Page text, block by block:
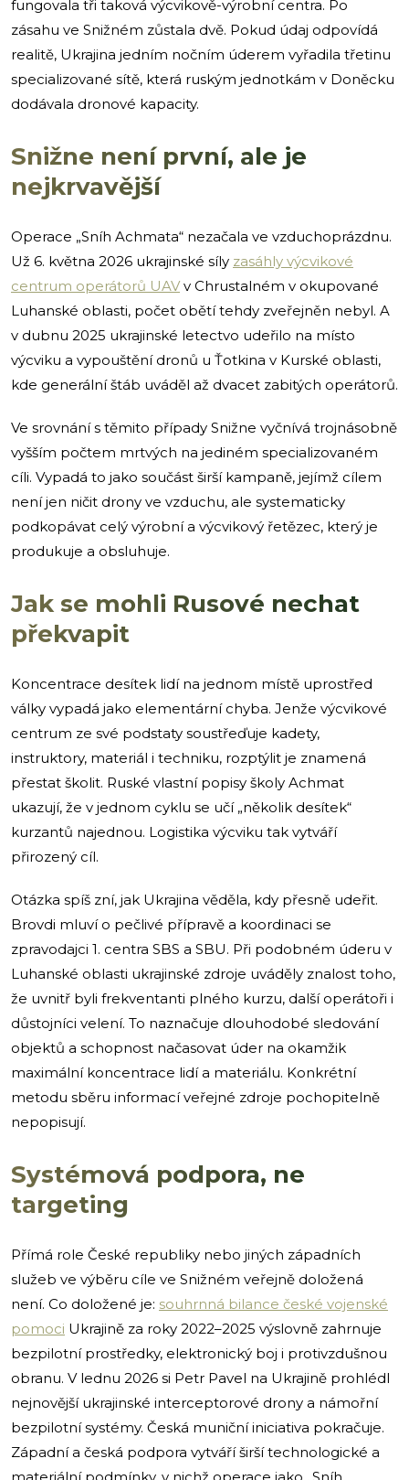
fungovala tři taková výcvikově-výrobní centra. Po
zásahu ve Snižném zůstala dvě. Pokud údaj odpovídá
realitě, Ukrajina jedním nočním úderem vyřadila třetinu
specializované sítě, která ruským jednotkám v Doněcku
dodávala dronové kapacity.
Snižne není první, ale je
nejkrvavější
Operace „Sníh Achmata“ nezačala ve vzduchoprázdnu.
Už 6. května 2026 ukrajinské síly zasáhly výcvikové
centrum operátorů UAVv Chrustalném v okupované
Luhanské oblasti, počet obětí tehdy zveřejněn nebyl. A
v dubnu 2025 ukrajinské letectvo udeřilo na místo
výcviku a vypouštění dronů u Ťotkina v Kurské oblasti,
kde generální štáb uváděl až dvacet zabitých operátorů.
Ve srovnání s těmito případy Snižne vyčnívá trojnásobně
vyšším počtem mrtvých na jediném specializovaném
cíli. Vypadá to jako součást širší kampaně, jejímž cílem
není jen ničit drony ve vzduchu, ale systematicky
podkopávat celý výrobní a výcvikový řetězec, který je
produkuje a obsluhuje.
Jak se mohli Rusové nechat
překvapit
Koncentrace desítek lidí na jednom místě uprostřed
války vypadá jako elementární chyba. Jenže výcvikové
centrum ze své podstaty soustřeďuje kadety,
instruktory, materiál i techniku, rozptýlit je znamená
přestat školit. Ruské vlastní popisy školy Achmat
ukazují, že v jednom cyklu se učí „několik desítek“
kurzantů najednou. Logistika výcviku tak vytváří
přirozený cíl.
Otázka spíš zní, jak Ukrajina věděla, kdy přesně udeřit.
Brovdi mluví o pečlivé přípravě a koordinaci se
zpravodajci 1. centra SBS a SBU. Při podobném úderu v
Luhanské oblasti ukrajinské zdroje uváděly znalost toho,
že uvnitř byli frekventanti plného kurzu, další operátoři i
důstojníci velení. To naznačuje dlouhodobé sledování
objektů a schopnost načasovat úder na okamžik
maximální koncentrace lidí a materiálu. Konkrétní
metodu sběru informací veřejné zdroje pochopitelně
nepopisují.
Systémová podpora, ne
targeting
Přímá role České republiky nebo jiných západních
služeb ve výběru cíle ve Snižném veřejně doložená
není. Co doložené je: souhrnná bilance české vojenské
pomoci Ukrajině za roky 2022–2025 výslovně zahrnuje
bezpilotní prostředky, elektronický boj i protivzdušnou
obranu. V lednu 2026 si Petr Pavel na Ukrajině prohlédl
nejnovější ukrajinské interceptorové drony a námořní
bezpilotní systémy. Česká muniční iniciativa pokračuje.
Západní a česká podpora vytváří širší technologické a